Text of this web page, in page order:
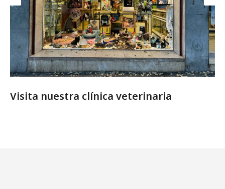
Visita nuestra clínica veterinaria